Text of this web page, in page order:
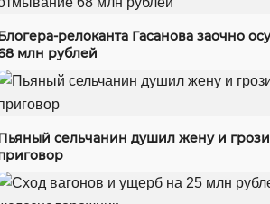
релоканта Гасанова заочно
млн рублей
сельчанин душил жену и